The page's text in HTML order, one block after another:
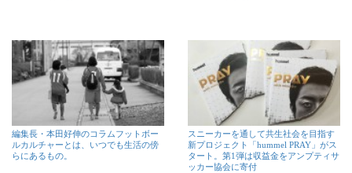
編集長・本田好伸のコラムフットボー
ルカルチャーとは、いつでも生活の傍
らにあるもの。
スニーカーを通して共生社会を目指す
新プロジェクト「hummel PRAY」がス
タート。第1弾は収益金をアンプティサ
ッカー協会に寄付